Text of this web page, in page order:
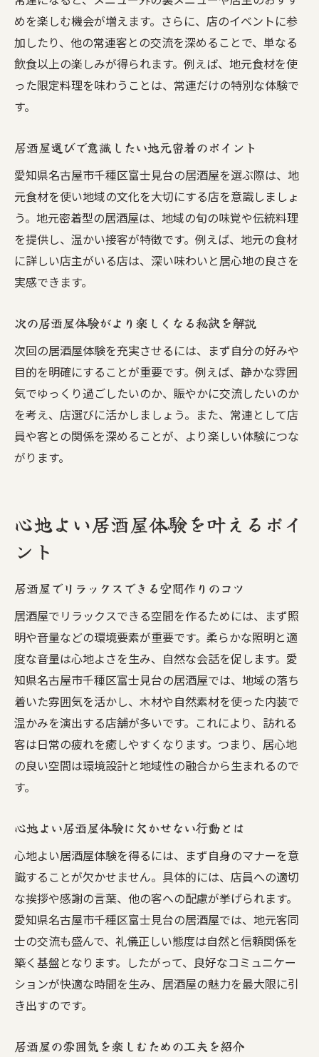
居酒屋で地域ならではの味を楽しむ秘訣
居酒屋常連が体験する地元交流の魅力
居酒屋のおすすめの通い方と楽しみ方
常連として愛されるための居酒屋活用法
仕事帰りに通いたい居酒屋の魅力発見
居酒屋で仕事帰りの癒しを感じる瞬間
居酒屋のコスパと満足感を両立させる方法
居酒屋で一人飲みも楽しめるポイント
居酒屋常連が勧める帰宅前のおすすめ習慣
居酒屋のくつろぎ空間でリフレッシュしよ
毎日の仕事終わりに寄り道したくなる理由
初めてでも安心できる居酒屋選びの極意
居酒屋初心者が安心して選べるポイント
居酒屋で失敗しないための下調べのコツ
居酒屋の口コミや評判を活かす選び方
居酒屋選びで重視したい雰囲気と対応力
地元密着型居酒屋で感じる特別なひととき
居酒屋で地域交流を深める楽しさとは
居酒屋で出会う新しい発見や人との繋がり
居酒屋の特別感を満喫するための工夫
地元居酒屋が日常を豊かにする理由
めを楽しむ機会が増えます。さらに、店のイベントに参
加したり、他の常連客との交流を深めることで、単なる
飲食以上の楽しみが得られます。例えば、地元食材を使
った限定料理を味わうことは、常連だけの特別な体験で
す。
居酒屋選びで意識したい地元密着のポイント
愛知県名古屋市千種区富士見台の居酒屋を選ぶ際は、地
元食材を使い地域の文化を大切にする店を意識しましょ
う。地元密着型の居酒屋は、地域の旬の味覚や伝統料理
を提供し、温かい接客が特徴です。例えば、地元の食材
に詳しい店主がいる店は、深い味わいと居心地の良さを
実感できます。
次の居酒屋体験がより楽しくなる秘訣を解説
次回の居酒屋体験を充実させるには、まず自分の好みや
目的を明確にすることが重要です。例えば、静かな雰囲
気でゆっくり過ごしたいのか、賑やかに交流したいのか
を考え、店選びに活かしましょう。また、常連として店
員や客との関係を深めることが、より楽しい体験につな
がります。
心地よい居酒屋体験を叶えるポイ
ント
居酒屋でリラックスできる空間作りのコツ
居酒屋でリラックスできる空間を作るためには、まず照
明や音量などの環境要素が重要です。柔らかな照明と適
度な音量は心地よさを生み、自然な会話を促します。愛
知県名古屋市千種区富士見台の居酒屋では、地域の落ち
着いた雰囲気を活かし、木材や自然素材を使った内装で
温かみを演出する店舗が多いです。これにより、訪れる
客は日常の疲れを癒しやすくなります。つまり、居心地
の良い空間は環境設計と地域性の融合から生まれるので
す。
心地よい居酒屋体験に欠かせない行動とは
心地よい居酒屋体験を得るには、まず自身のマナーを意
識することが欠かせません。具体的には、店員への適切
な挨拶や感謝の言葉、他の客への配慮が挙げられます。
愛知県名古屋市千種区富士見台の居酒屋では、地元客同
士の交流も盛んで、礼儀正しい態度は自然と信頼関係を
築く基盤となります。したがって、良好なコミュニケー
ションが快適な時間を生み、居酒屋の魅力を最大限に引
き出すのです。
居酒屋の雰囲気を楽しむための工夫を紹介